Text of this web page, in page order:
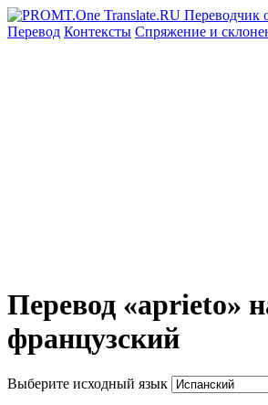
Перевод Контексты Спряжение и
Перевод «aprieto»
французский
Выберите исходный язык